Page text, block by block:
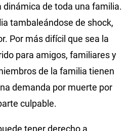
dinámica de toda una familia.
tambaleándose de shock,
Por más difícil que sea la
para amigos, familiares y
de la familia tienen
demanda por muerte por
culpable.
tener derecho a